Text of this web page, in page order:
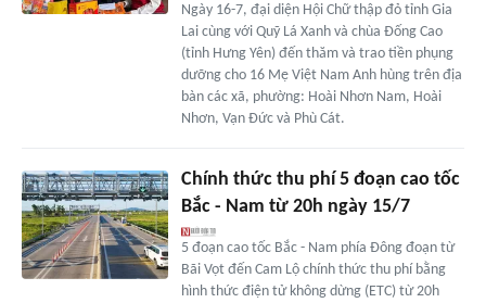
Ngày 16-7, đại diện Hội Chữ thập đỏ tỉnh Gia
Lai cùng với Quỹ Lá Xanh và chùa Đống Cao
(tỉnh Hưng Yên) đến thăm và trao tiền phụng
dưỡng cho 16 Mẹ Việt Nam Anh hùng trên địa
bàn các xã, phường: Hoài Nhơn Nam, Hoài
Nhơn, Vạn Đức và Phù Cát.
Chính thức thu phí 5 đoạn cao tốc
Bắc - Nam từ 20h ngày 15/7
5 đoạn cao tốc Bắc - Nam phía Đông đoạn từ
Bãi Vọt đến Cam Lộ chính thức thu phí bằng
hình thức điện tử không dừng (ETC) từ 20h